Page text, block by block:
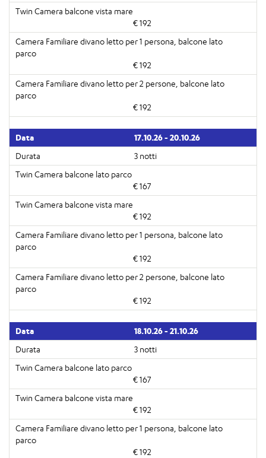
€ 192
€ 192
€ 192
17.10.26 - 20.10.26
3 notti
€ 167
€ 192
€ 192
€ 192
18.10.26 - 21.10.26
3 notti
€ 167
€ 192
€ 192